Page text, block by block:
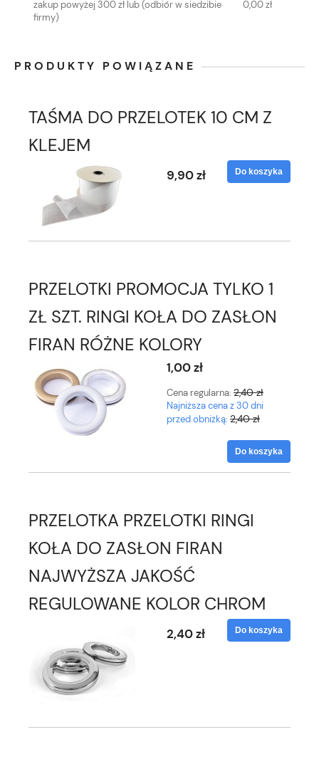
zakup powyżej 300 zł lub(odbiór w siedzibie
firmy)
0,00 zł
PRODUKTY POWIĄZANE
TAŚMA DO PRZELOTEK 10 CM Z
KLEJEM
9,90 zł Do koszyka
PRZELOTKI PROMOCJA TYLKO 1
ZŁ SZT. RINGI KOŁA DO ZASŁON
FIRAN RÓŻNE KOLORY
1,00 zł
Cena regularna: 2,40 zł
Najniższa cena z 30 dni
przed obniżką: 2,40 zł
Do koszyka
PRZELOTKA PRZELOTKI RINGI
KOŁA DO ZASŁON FIRAN
NAJWYŻSZA JAKOŚĆ
REGULOWANE KOLOR CHROM
2,40 zł Do koszyka